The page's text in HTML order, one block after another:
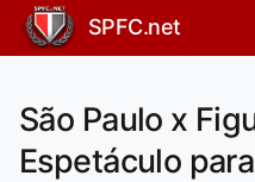
SPFC.net
São Paulo x
Espetáculo